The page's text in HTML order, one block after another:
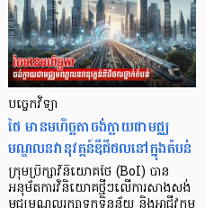
បច្ចេកវិទ្យា
ថៃ មានមហិច្ឆតាចង់ក្លាយជាមជ្ឈ
មណ្ឌលនវានុវត្តន៍ឌីជីថលនៅក្នុងតំបន់
ក្រុមប្រឹក្សាវិនិយោគថៃ (BoI) បាន
អនុម័តការវិនិយោគថ្មីៗលើការសាងសង់